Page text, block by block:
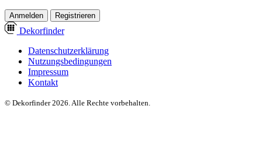
Anmelden Registrieren
Dekorfinder
Datenschutzerklärung
Nutzungsbedingungen
Impressum
Kontakt
© Dekorfinder 2026. Alle Rechte vorbehalten.